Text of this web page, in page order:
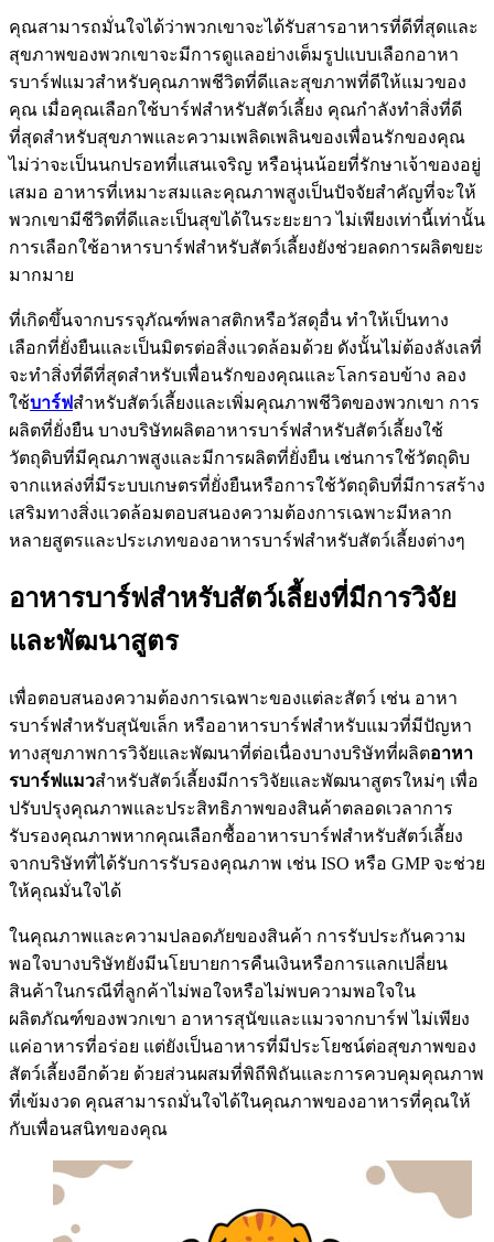
คุณสามารถมั่นใจได้ว่าพวกเขาจะได้รับสารอาหารที่ดีที่สุดและ
สุขภาพของพวกเขาจะมีการดูแลอย่างเต็มรูปแบบเลือกอาหา
รบาร์ฟแมวสำหรับคุณภาพชีวิตที่ดีและสุขภาพที่ดีให้แมวของ
คุณ เมื่อคุณเลือกใช้บาร์ฟสำหรับสัตว์เลี้ยง คุณกำลังทำสิ่งที่ดี
ที่สุดสำหรับสุขภาพและความเพลิดเพลินของเพื่อนรักของคุณ
ไม่ว่าจะเป็นนกปรอทที่แสนเจริญ หรือนุ่นน้อยที่รักษาเจ้าของอยู่
เสมอ อาหารที่เหมาะสมและคุณภาพสูงเป็นปัจจัยสำคัญที่จะให้
พวกเขามีชีวิตที่ดีและเป็นสุขได้ในระยะยาว ไม่เพียงเท่านี้เท่านั้น
การเลือกใช้อาหารบาร์ฟสำหรับสัตว์เลี้ยงยังช่วยลดการผลิตขยะ
มากมาย
ที่เกิดขึ้นจากบรรจุภัณฑ์พลาสติกหรือวัสดุอื่น ทำให้เป็นทาง
เลือกที่ยั่งยืนและเป็นมิตรต่อสิ่งแวดล้อมด้วย ดังนั้นไม่ต้องลังเลที่
จะทำสิ่งที่ดีที่สุดสำหรับเพื่อนรักของคุณและโลกรอบข้าง ลอง
ใช้บาร์ฟสำหรับสัตว์เลี้ยงและเพิ่มคุณภาพชีวิตของพวกเขา การ
ผลิตที่ยั่งยืน บางบริษัทผลิตอาหารบาร์ฟสำหรับสัตว์เลี้ยงใช้
วัตถุดิบที่มีคุณภาพสูงและมีการผลิตที่ยั่งยืน เช่นการใช้วัตถุดิบ
จากแหล่งที่มีระบบเกษตรที่ยั่งยืนหรือการใช้วัตถุดิบที่มีการสร้าง
เสริมทางสิ่งแวดล้อมตอบสนองความต้องการเฉพาะมีหลาก
หลายสูตรและประเภทของอาหารบาร์ฟสำหรับสัตว์เลี้ยงต่างๆ
อาหารบาร์ฟสำหรับสัตว์เลี้ยงที่มีการวิจัย
และพัฒนาสูตร
เพื่อตอบสนองความต้องการเฉพาะของแต่ละสัตว์ เช่น อาหา
รบาร์ฟสำหรับสุนัขเล็ก หรืออาหารบาร์ฟสำหรับแมวที่มีปัญหา
ทางสุขภาพการวิจัยและพัฒนาที่ต่อเนื่องบางบริษัทที่ผลิตอาหา
รบาร์ฟแมวสำหรับสัตว์เลี้ยงมีการวิจัยและพัฒนาสูตรใหม่ๆ เพื่อ
ปรับปรุงคุณภาพและประสิทธิภาพของสินค้าตลอดเวลาการ
รับรองคุณภาพหากคุณเลือกซื้ออาหารบาร์ฟสำหรับสัตว์เลี้ยง
จากบริษัทที่ได้รับการรับรองคุณภาพ เช่น ISO หรือ GMP จะช่วย
ให้คุณมั่นใจได้
ในคุณภาพและความปลอดภัยของสินค้า การรับประกันความ
พอใจบางบริษัทยังมีนโยบายการคืนเงินหรือการแลกเปลี่ยน
สินค้าในกรณีที่ลูกค้าไม่พอใจหรือไม่พบความพอใจใน
ผลิตภัณฑ์ของพวกเขา อาหารสุนัขและแมวจากบาร์ฟ ไม่เพียง
แค่อาหารที่อร่อย แต่ยังเป็นอาหารที่มีประโยชน์ต่อสุขภาพของ
สัตว์เลี้ยงอีกด้วย ด้วยส่วนผสมที่พิถีพิถันและการควบคุมคุณภาพ
ที่เข้มงวด คุณสามารถมั่นใจได้ในคุณภาพของอาหารที่คุณให้
กับเพื่อนสนิทของคุณ